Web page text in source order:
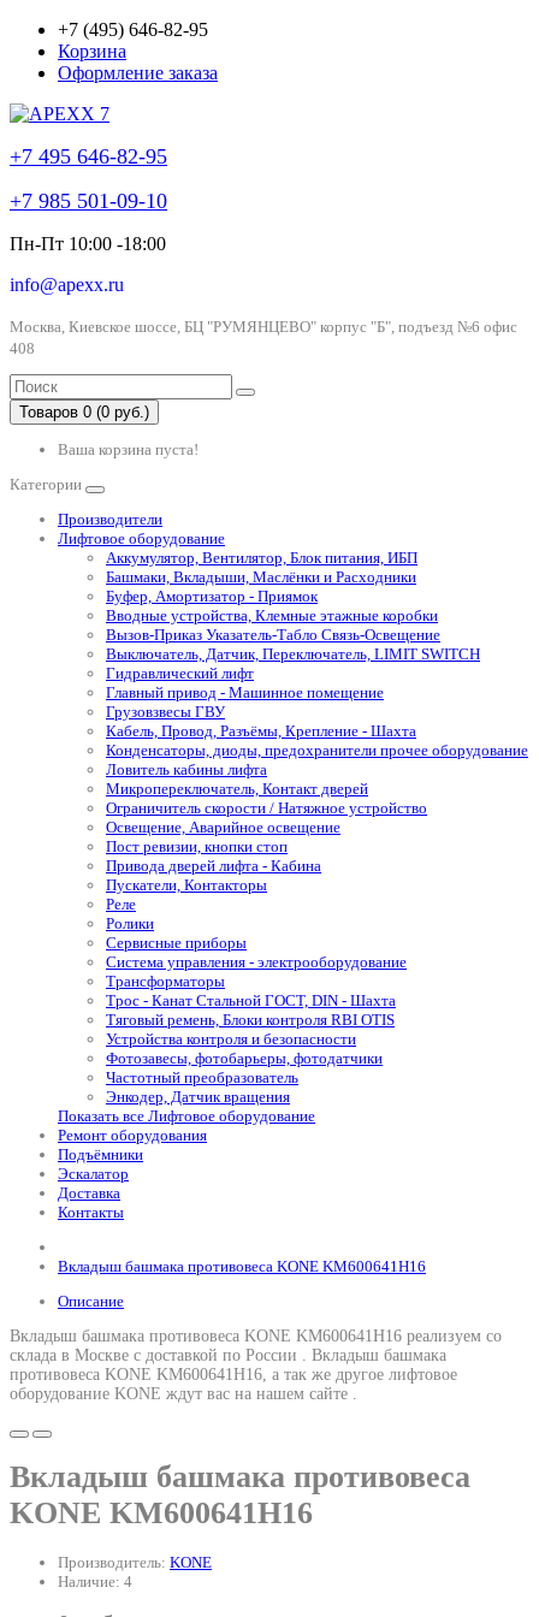
+7 (495) 646-82-95
Корзина
Оформление заказа
+7 495 646-82-95
+7 985 501-09-10
Пн-Пт 10:00 -18:00
info@apexx.ru
Москва, Киевское шоссе, БЦ "РУМЯНЦЕВО" корпус "Б", подъезд №6 офис
408
Товаров 0 (0 руб.)
Ваша корзина пуста!
Категории
Производители
Лифтовое оборудование
Аккумулятор, Вентилятор, Блок питания, ИБП
Башмаки, Вкладыши, Маслёнки и Расходники
Буфер, Амортизатор - Приямок
Вводные устройства, Клемные этажные коробки
Вызов-Приказ Указатель-Табло Связь-Освещение
Выключатель, Датчик, Переключатель, LIMIT SWITCH
Гидравлический лифт
Главный привод - Машинное помещение
Грузовзвесы ГВУ
Кабель, Провод, Разъёмы, Крепление - Шахта
Конденсаторы, диоды, предохранители прочее оборудование
Ловитель кабины лифта
Микропереключатель, Контакт дверей
Ограничитель скорости / Натяжное устройство
Освещение, Аварийное освещение
Пост ревизии, кнопки стоп
Привода дверей лифта - Кабина
Пускатели, Контакторы
Реле
Ролики
Сервисные приборы
Система управления - электрооборудование
Трансформаторы
Трос - Канат Стальной ГОСТ, DIN - Шахта
Тяговый ремень, Блоки контроля RBI OTIS
Устройства контроля и безопасности
Фотозавесы, фотобарьеры, фотодатчики
Частотный преобразователь
Энкодер, Датчик вращения
Показать все Лифтовое оборудование
Ремонт оборудования
Подъёмники
Эскалатор
Доставка
Контакты
Вкладыш башмака противовеса KONE KM600641H16
Описание
Вкладыш башмака противовеса KONE KM600641H16 реализуем со
склада в Москве с доставкой по России . Вкладыш башмака
противовеса KONE KM600641H16, а так же другое лифтовое
оборудование KONE ждут вас на нашем сайте .
Вкладыш башмака противовеса
KONE KM600641H16
Производитель: KONE
Наличие: 4